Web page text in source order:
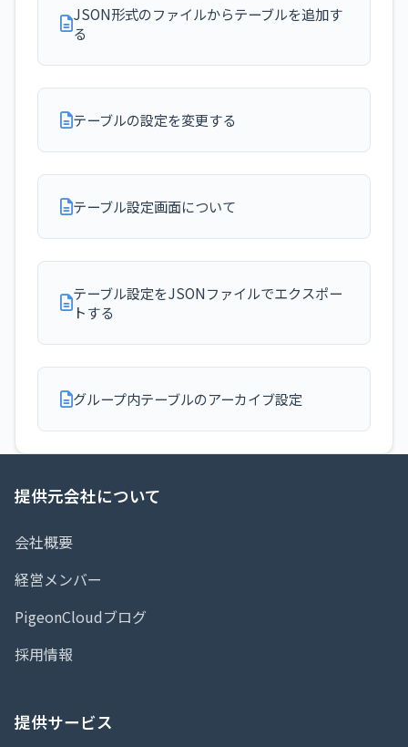
JSON形式のファイルからテーブルを追加す
る
テーブルの設定を変更する
テーブル設定画面について
テーブル設定をJSONファイルでエクスポー
トする
グループ内テーブルのアーカイブ設定
提供元会社について
会社概要
経営メンバー
PigeonCloudブログ
採用情報
提供サービス